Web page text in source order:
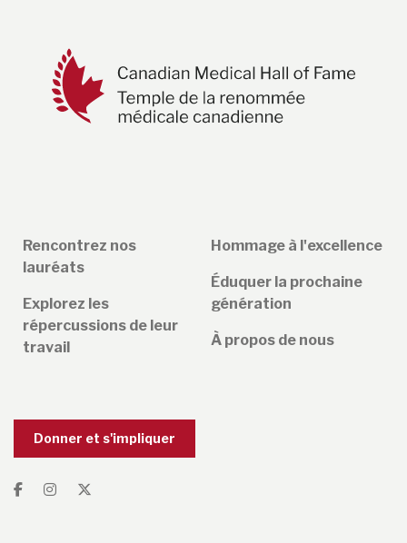
Rencontrez nos
lauréats
Explorez les
répercussions de leur
travail
Hommage à l'excellence
Éduquer la prochaine
génération
À propos de nous
Donner et s'impliquer